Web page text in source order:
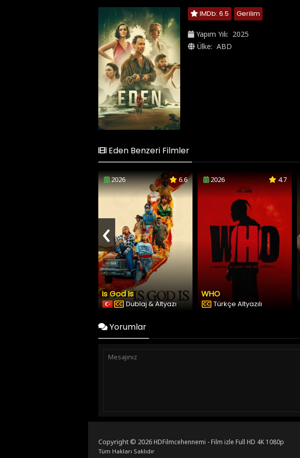
IMDb: 6.5 Gerilim
Yapım Yılı: 2025
Ülke: ABD
Eden Benzeri Filmler
2026 6.6
Is God Is
Dublaj & Altyazı
2026 4.7
WHO
Türkçe Altyazılı
‹
Yorumlar
Copyright © 2026HDFilmcehennemi - Film izle Full HD 4K 1080p
Tüm Hakları Saklıdır